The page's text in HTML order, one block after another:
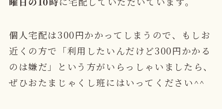
個人宅配は300円かかってしまうので、もしお
近くの方で「利用したいんだけど300円かかる
のは嫌だ」という方がいらっしゃいましたら、
ぜひおたまじゃくし班にはいってください^^